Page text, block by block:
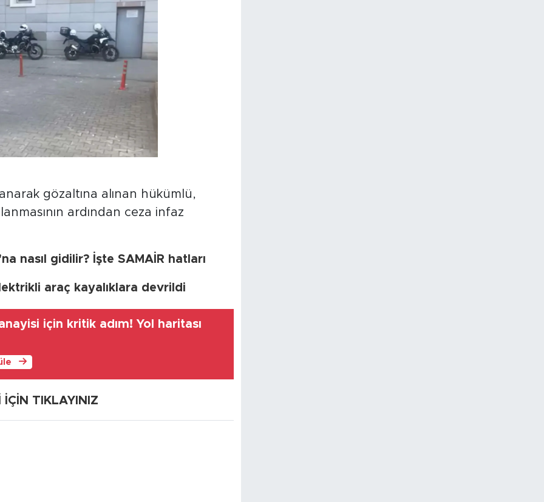
gözaltına alınan hükümlü,
ardından ceza infaz
nasıl gidilir? İşte SAMAİR hatları
araç kayalıklara devrildi
için kritik adım! Yol haritası
TIKLAYINIZ